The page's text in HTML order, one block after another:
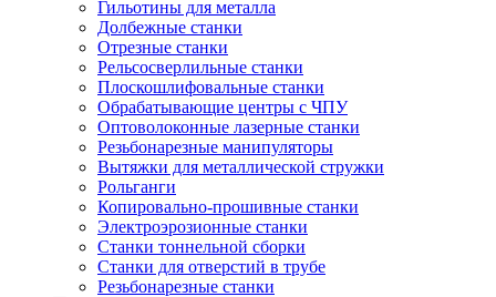
Гильотины для металла
Долбежные станки
Отрезные станки
Рельсосверлильные станки
Плоскошлифовальные станки
Обрабатывающие центры с ЧПУ
Оптоволоконные лазерные станки
Резьбонарезные манипуляторы
Вытяжки для металлической стружки
Рольганги
Копировально-прошивные станки
Электроэрозионные станки
Станки тоннельной сборки
Станки для отверстий в трубе
Резьбонарезные станки